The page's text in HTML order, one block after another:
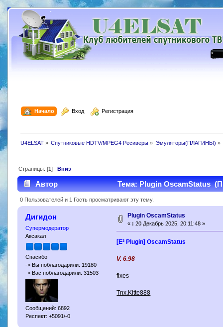
Начало Вход Регистрация
U4ELSAT» Спутниковые HDTV/MPEG4 Ресиверы » Эмуляторы(ПЛАГИНЫ) »
Страницы: [1] Вниз
Автор Тема: Plugin OscamStatus
0 Пользователей и 1 Гость просматривают эту тему.
Дигидон
Супермодератор
Аксакал
Спасибо
-> Вы поблагодарили: 19180
-> Вас поблагодарили: 31503
Сообщений: 6892
Респект: +5091/-0
Plugin OscamStatus
« : 20 Декабрь 2025, 20:11:48 »
[E² Plugin] OscamStatus
V. 6.98
fixes
Tnx.Kitte888